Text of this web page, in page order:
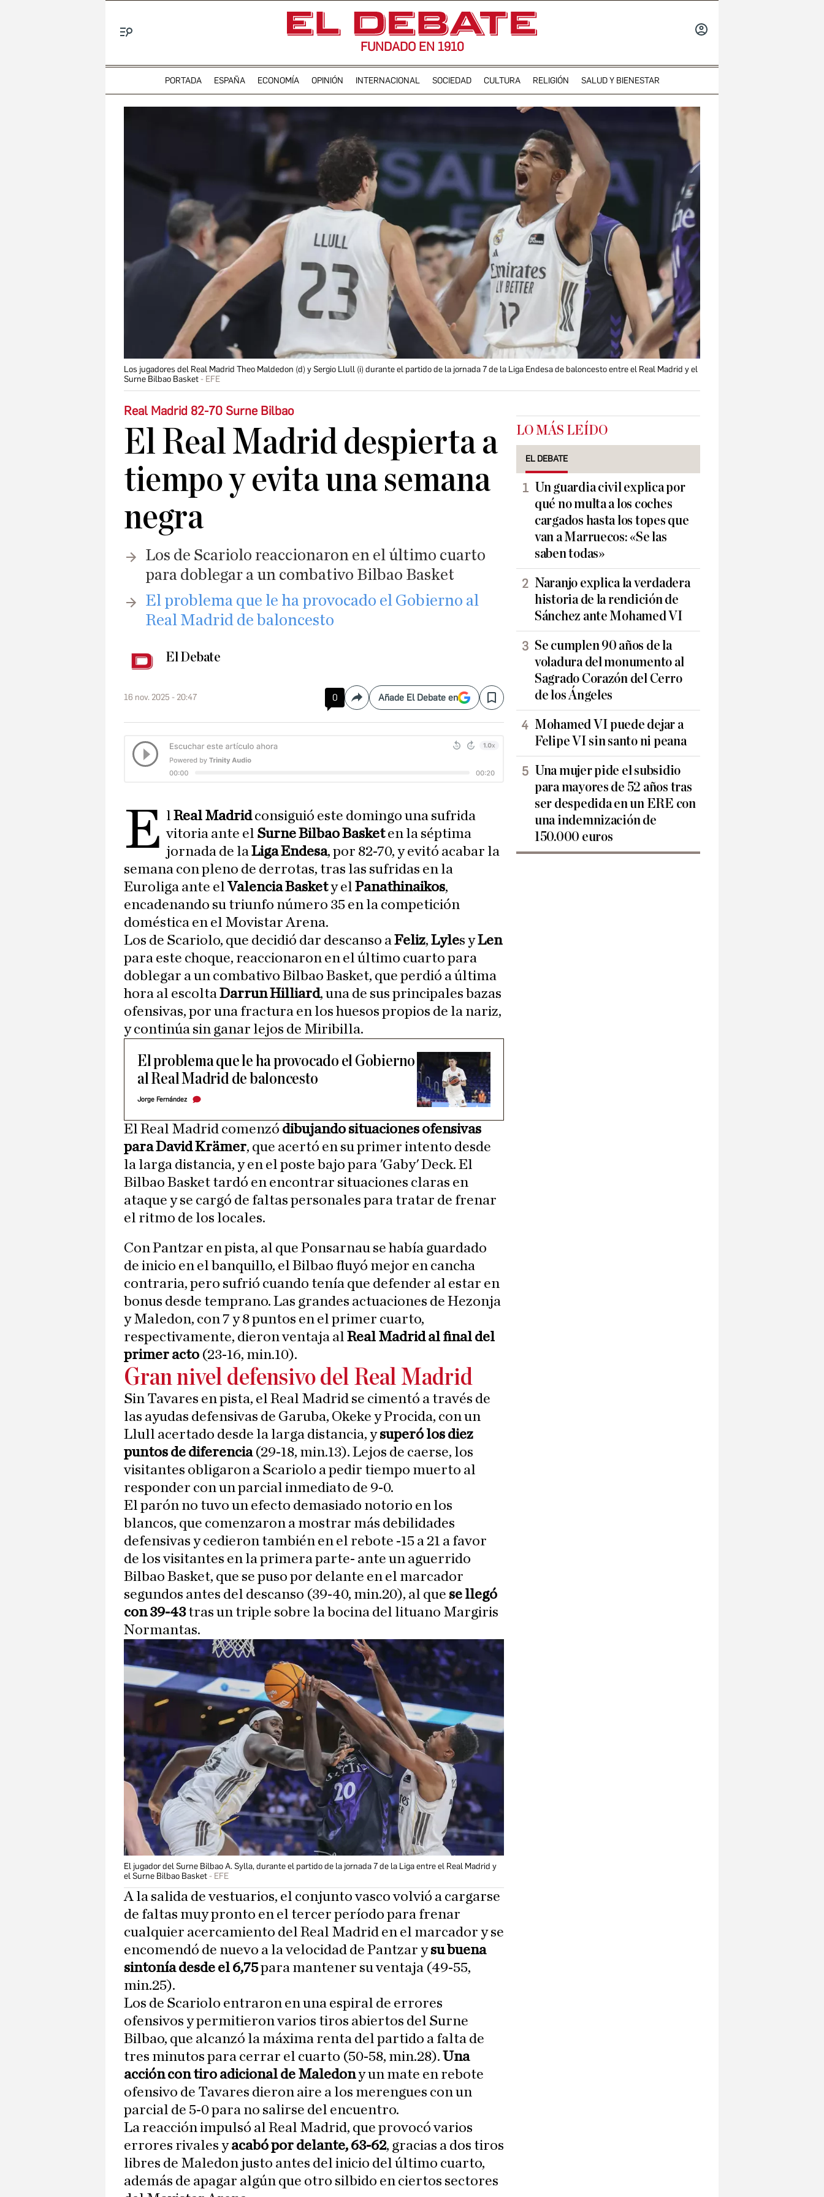
FUNDADO EN 1910
PORTADA ESPAÑA ECONOMÍA OPINIÓN INTERNACIONAL SOCIEDAD CULTURA RELIGIÓN SALUD Y BIENESTAR
Los jugadores del Real Madrid Theo Maldedon (d) y Sergio Llull (i) durante el partido de la jornada 7 de la Liga Endesa de baloncesto entre el Real Madrid y el
Surne Bilbao Basket
EFE
Real Madrid 82-70 Surne Bilbao
El Real Madrid despierta a
tiempo y evita una semana
negra
Los de Scariolo reaccionaron en el último cuarto
para doblegar a un combativo Bilbao Basket
El problema que le ha provocado el Gobierno al
Real Madrid de baloncesto
El Debate
16 nov. 2025 - 20:47 0 CompartirAñade El Debate en Save
E lReal Madridconsiguió este domingo una sufrida
vitoria ante el Surne Bilbao Basketen la séptima
jornada de laLiga Endesa, por 82-70, y evitó acabar la
semana con pleno de derrotas, tras las sufridas en la
Euroliga ante elValencia Baskety el Panathinaikos,
encadenando su triunfo número 35 en la competición
doméstica en el Movistar Arena.
Los de Scariolo, que decidió dar descanso aFeliz, Lyles yLen
para este choque, reaccionaron en el último cuarto para
doblegar a un combativo Bilbao Basket, que perdió a última
hora al escoltaDarrun Hilliard, una de sus principales bazas
ofensivas, por una fractura en los huesos propios de la nariz,
y continúa sin ganar lejos de Miribilla.
El problema que le ha provocado el Gobierno
al Real Madrid de baloncesto
Jorge Fernández
El Real Madrid comenzó dibujando situaciones ofensivas
para David Krämer, que acertó en su primer intento desde
la larga distancia, y en el poste bajo para 'Gaby' Deck. El
Bilbao Basket tardó en encontrar situaciones claras en
ataque y se cargó de faltas personales para tratar de frenar
el ritmo de los locales.
Con Pantzar en pista, al que Ponsarnau se había guardado
de inicio en el banquillo, el Bilbao fluyó mejor en cancha
contraria, pero sufrió cuando tenía que defender al estar en
bonus desde temprano. Las grandes actuaciones de Hezonja
y Maledon, con 7 y 8 puntos en el primer cuarto,
respectivamente, dieron ventaja al Real Madrid al final del
primer acto (23-16, min.10).
Gran nivel defensivo del Real Madrid
Sin Tavares en pista, el Real Madrid se cimentó a través de
las ayudas defensivas de Garuba, Okeke y Procida, con un
Llull acertado desde la larga distancia, ysuperó los diez
puntos de diferencia (29-18, min.13). Lejos de caerse, los
visitantes obligaron a Scariolo a pedir tiempo muerto al
responder con un parcial inmediato de 9-0.
El parón no tuvo un efecto demasiado notorio en los
blancos, que comenzaron a mostrar más debilidades
defensivas y cedieron también en el rebote -15 a 21 a favor
de los visitantes en la primera parte- ante un aguerrido
Bilbao Basket, que se puso por delante en el marcador
segundos antes del descanso (39-40, min.20), al que se llegó
con 39-43tras un triple sobre la bocina del lituano Margiris
Normantas.
El jugador del Surne Bilbao A. Sylla, durante el partido de la jornada 7 de la Liga entre el Real Madrid y
el Surne Bilbao Basket
EFE
A la salida de vestuarios, el conjunto vasco volvió a cargarse
de faltas muy pronto en el tercer período para frenar
cualquier acercamiento del Real Madrid en el marcador y se
encomendó de nuevo a la velocidad de Pantzar ysu buena
sintonía desde el 6,75para mantener su ventaja (49-55,
min.25).
Los de Scariolo entraron en una espiral de errores
ofensivos y permitieron varios tiros abiertos del Surne
Bilbao, que alcanzó la máxima renta del partido a falta de
tres minutos para cerrar el cuarto (50-58, min.28). Una
acción con tiro adicional de Maledony un mate en rebote
ofensivo de Tavares dieron aire a los merengues con un
parcial de 5-0 para no salirse del encuentro.
La reacción impulsó al Real Madrid, que provocó varios
errores rivales yacabó por delante, 63-62, gracias a dos tiros
libres de Maledon justo antes del inicio del último cuarto,
además de apagar algún que otro silbido en ciertos sectores
LO MÁS LEÍDO
EL DEBATE
Un guardia civil explica por
qué no multa a los coches
cargados hasta los topes que
van a Marruecos: «Se las
saben todas»
Naranjo explica la verdadera
historia de la rendición de
Sánchez ante Mohamed VI
Se cumplen 90 años de la
voladura del monumento al
Sagrado Corazón del Cerro
de los Ángeles
Mohamed VI puede dejar a
Felipe VI sin santo ni peana
Una mujer pide el subsidio
para mayores de 52 años tras
ser despedida en un ERE con
una indemnización de
150.000 euros